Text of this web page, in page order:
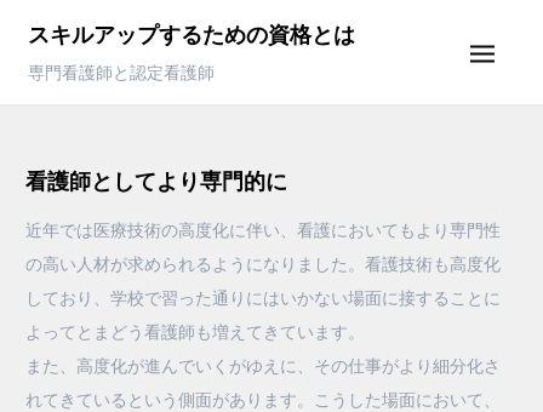
content
スキルアップするための資格とは
専門看護師と認定看護師
看護師としてより専門的に
近年では医療技術の高度化に伴い、看護においてもより専門性
の高い人材が求められるようになりました。看護技術も高度化
しており、学校で習った通りにはいかない場面に接することに
よってとまどう看護師も増えてきています。
また、高度化が進んでいくがゆえに、その仕事がより細分化さ
れてきているという側面があります。こうした場面において、